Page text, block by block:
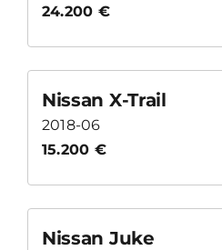
24.200 €
Nissan X-Trail
2018-06
15.200 €
Nissan Juke